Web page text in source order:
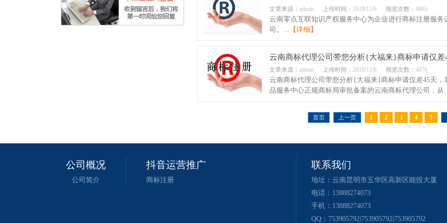
文章来源： admin 上传时间： 2018/11/6 阅览次数： 4865
云南零点互联知识产权服务中心为企业进行商标注册服
司。... 【详细】
云南商标代理公司带您分析{大福来}商标申请仅差
文章来源： admin 上传时间： 2018/11/6 阅览次数： 4076
云南商标代理公司带您分析{大福来}商标申请仅差45天
品服务中心正规商标局审批备案的云南商标代理公司，从
首页 上一页 1 2 3 4 5
公司概况
公司简介
抖音运营推广
商标注册
联系我们
地址：云南昆明市五华区高新区能投大厦
电话：13888274073
手机：13888274073
QQ：753905792|753905792|753905792